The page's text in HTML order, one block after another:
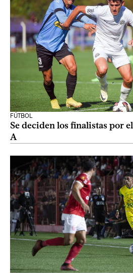
FÚTBOL
Se deciden los finalistas por
A